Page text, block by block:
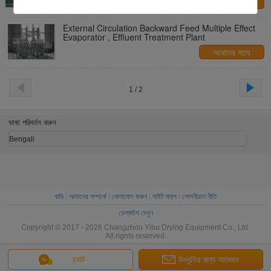
যোগাযোগ করুন
External Circulation Backward Feed Multiple Effect
Evaporator , Effluent Treatment Plant
আমাদের সাথে
1 / 2
চ্যাট উদ্ধৃতির জন্য আবেদন
ভাষা পরিবর্তন করুন
Bengali
বাড়ি| আমাদের সম্পর্কে| যোগাযোগ করুন| সাইট ম্যাপ| গোপনীয়তা নীতি
ডেস্কটপ দেখুন
Copyright © 2017 - 2026 Changzhou Yibu Drying Equipment Co., Ltd.
All rights reserved.